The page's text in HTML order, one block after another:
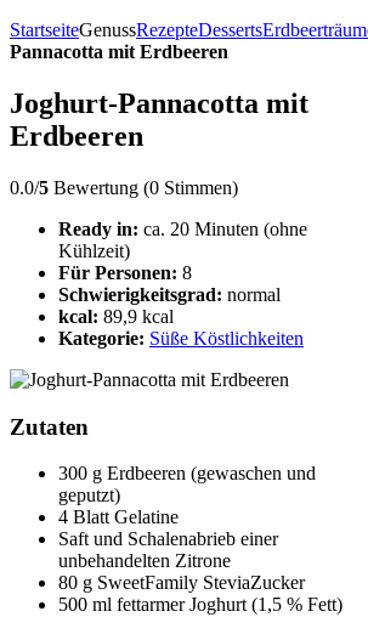
StartseiteGenussRezepteDesserts
Pannacotta mit Erdbeeren
Joghurt-Pannacotta mit
Erdbeeren
0.0/5 Bewertung (0 Stimmen)
Ready in: ca. 20 Minuten (ohne
Kühlzeit)
Für Personen: 8
Schwierigkeitsgrad: normal
kcal: 89,9 kcal
Kategorie: Süße Köstlichkeiten
Zutaten
300 g Erdbeeren (gewaschen und
geputzt)
4 Blatt Gelatine
Saft und Schalenabrieb einer
unbehandelten Zitrone
80 g SweetFamily SteviaZucker
500 ml fettarmer Joghurt (1,5 % Fett)